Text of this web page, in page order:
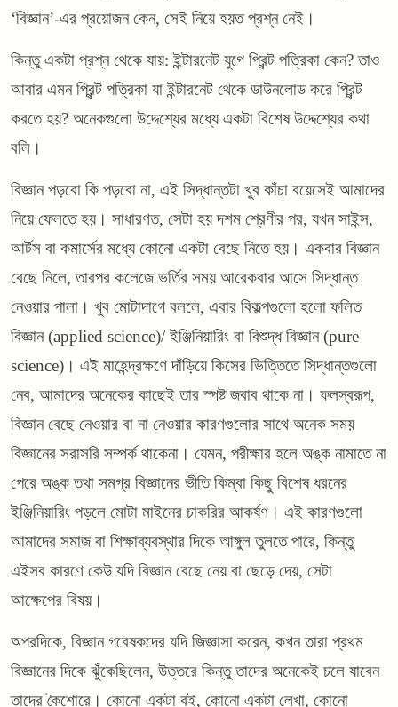
‘বিজ্ঞান’-এর প্রয়োজন কেন, সেই নিয়ে হয়ত প্রশ্ন নেই।
কিন্তু একটা প্রশ্ন থেকে যায়: ইন্টারনেট যুগে প্রিন্ট পত্রিকা কেন? তাও
আবার এমন প্রিন্ট পত্রিকা যা ইন্টারনেট থেকে ডাউনলোড করে প্রিন্ট
করতে হয়? অনেকগুলো উদ্দেশ্যের মধ্যে একটা বিশেষ উদ্দেশ্যের কথা
বলি।
বিজ্ঞান পড়বো কি পড়বো না, এই সিদ্ধান্তটা খুব কাঁচা বয়েসেই আমাদের
নিয়ে ফেলতে হয়। সাধারণত, সেটা হয় দশম শ্রেণীর পর, যখন সাইন্স,
আর্টস বা কমার্সের মধ্যে কোনো একটা বেছে নিতে হয়। একবার বিজ্ঞান
বেছে নিলে, তারপর কলেজে ভর্তির সময় আরেকবার আসে সিদ্ধান্ত
নেওয়ার পালা। খুব মোটাদাগে বললে, এবার বিকল্পগুলো হলো ফলিত
বিজ্ঞান (applied science)/ ইঞ্জিনিয়ারিং বা বিশুদ্ধ বিজ্ঞান (pure
science)। এই মাহেন্দ্রক্ষণে দাঁড়িয়ে কিসের ভিত্তিতে সিদ্ধান্তগুলো
নেব, আমাদের অনেকের কাছেই তার স্পষ্ট জবাব থাকে না। ফলস্বরূপ,
বিজ্ঞান বেছে নেওয়ার বা না নেওয়ার কারণগুলোর সাথে অনেক সময়
বিজ্ঞানের সরাসরি সম্পর্ক থাকেনা। যেমন, পরীক্ষার হলে অঙ্ক নামাতে না
পেরে অঙ্ক তথা সমগ্র বিজ্ঞানের ভীতি কিম্বা কিছু বিশেষ ধরনের
ইঞ্জিনিয়ারিং পড়লে মোটা মাইনের চাকরির আকর্ষণ। এই কারণগুলো
আমাদের সমাজ বা শিক্ষাব্যবস্থার দিকে আঙ্গুল তুলতে পারে, কিন্তু
এইসব কারণে কেউ যদি বিজ্ঞান বেছে নেয় বা ছেড়ে দেয়, সেটা
আক্ষেপের বিষয়।
অপরদিকে, বিজ্ঞান গবেষকদের যদি জিজ্ঞাসা করেন, কখন তারা প্রথম
বিজ্ঞানের দিকে ঝুঁকেছিলেন, উত্তরে কিন্তু তাদের অনেকেই চলে যাবেন
তাদের কৈশোরে। কোনো একটা বই, কোনো একটা লেখা, কোনো